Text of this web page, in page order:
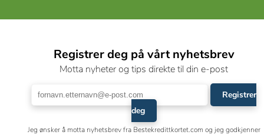
Registrer deg på vårt nyhetsbrev
Motta nyheter og tips direkte til din e-post
Registrer
deg
Jeg ønsker å motta nyhetsbrev fra Bestekredittkortet.com og jeg godkjenner